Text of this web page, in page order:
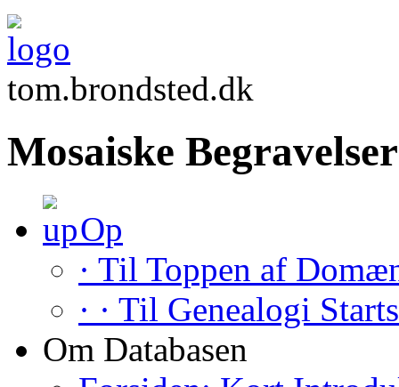
tom.brondsted.dk
Mosaiske
Op
· Til Toppen af
· · Til Genealogi
Om Databasen